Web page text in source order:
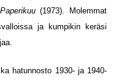
Paperikuu(1973). Molemmat
ja kumpikin keräsi
hatunnosto 1930- ja 1940-